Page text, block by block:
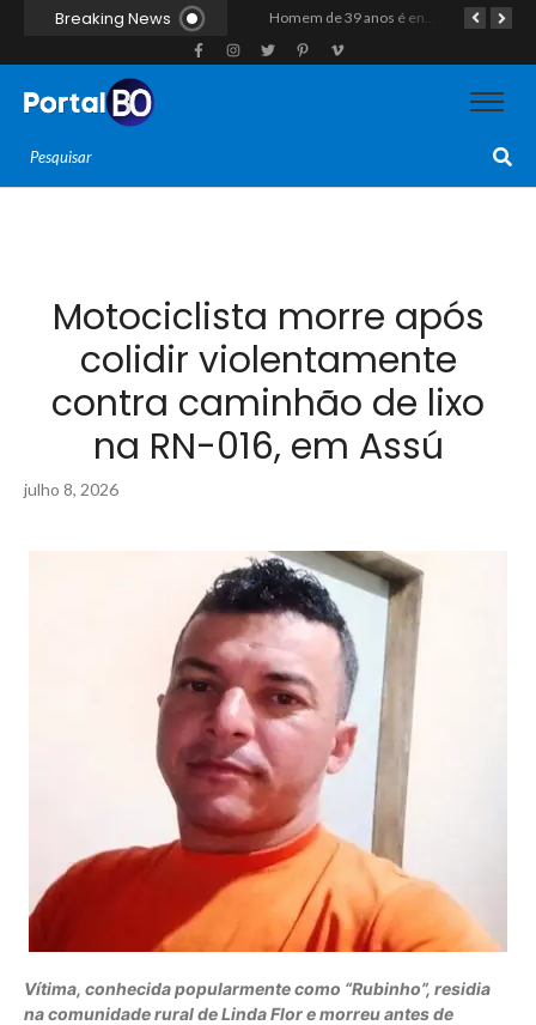
Breaking News
Duplo homicídio com características de execução choca a região do Vale do Açu; primos são mortos a tiros às margens da RN-118 em Itajá
Motociclista morre após
colidir violentamente
contra caminhão de lixo
na RN-016, em Assú
julho 8, 2026
Vítima, conhecida popularmente como “Rubinho”, residia
na comunidade rural de Linda Flor e morreu antes de